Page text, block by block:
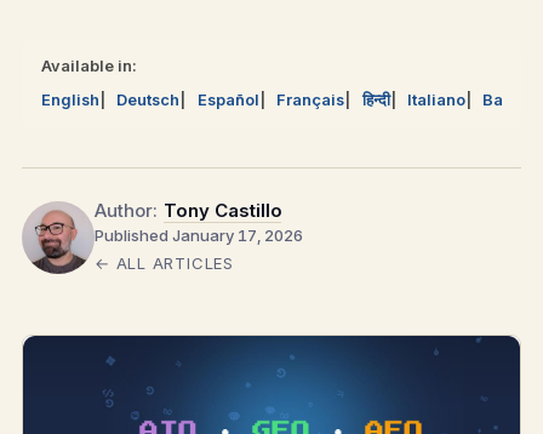
Available in:
English
Deutsch Español Français हिन्दी Italiano
Author: Tony Castillo
Published January 17, 2026
← ALL ARTICLES